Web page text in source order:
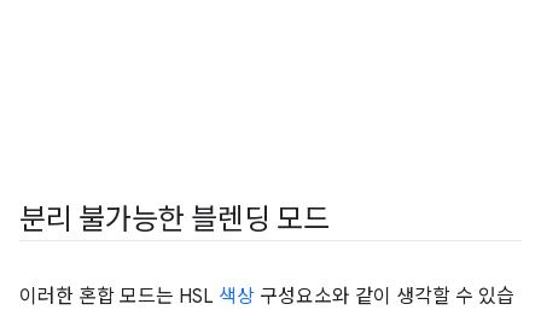
분리 불가능한 블렌딩 모드
이러한 혼합 모드는 HSL 색상 구성요소와 같이 생각할 수 있습